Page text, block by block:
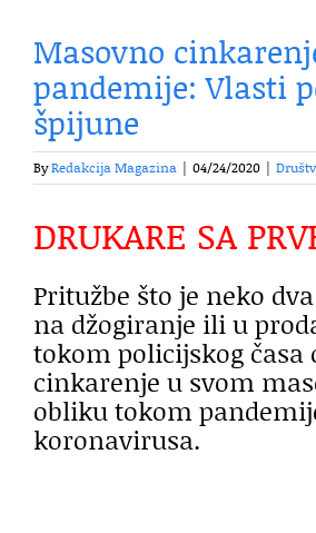
Masovno
pandemije: Vlasti
špijune
ByRedakcija Magazina 04/24/2020
DRUKARE SA
Pritužbe što je neko
na džogiranje ili u
tokom policijskog časa
cinkarenje u svom
obliku tokom
koronavirusa.